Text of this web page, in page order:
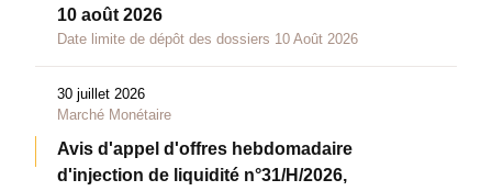
10 août 2026
Date limite de dépôt des dossiers 10 Août 2026
30 juillet 2026
Marché Monétaire
Avis d'appel d'offres hebdomadaire
d'injection de liquidité n°31/H/2026,